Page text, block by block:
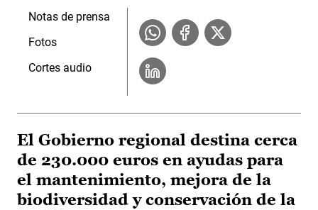
Notas de prensa
Fotos
Cortes audio
El Gobierno regional destina cerca
de 230.000 euros en ayudas para
el mantenimiento, mejora de la
biodiversidad y conservación de la